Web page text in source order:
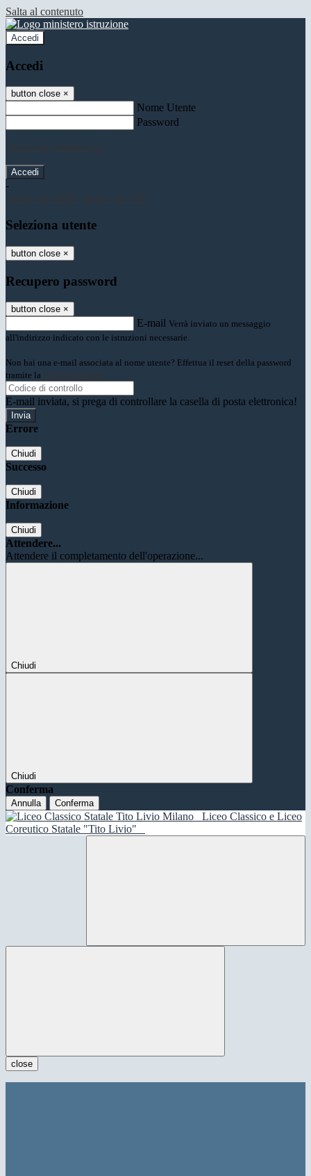
Salta al contenuto
Accedi
Accedi
button close ×
Nome Utente
Password
-
Seleziona utente
button close ×
Recupero password
button close ×
E-mail Verrà inviato un messaggio
all'indirizzo indicato con le istruzioni necessarie.
Non hai una e-mail associata al nome utente? Effettua il reset della password
tramite la
E-mail inviata, si prega di controllare la casella di posta elettronica!
Errore
Chiudi
Successo
Chiudi
Informazione
Chiudi
Attendere...
Attendere il completamento dell'operazione...
Chiudi
Chiudi
Conferma
Annulla Conferma
Liceo Classico e Liceo
Coreutico Statale "Tito Livio"
close